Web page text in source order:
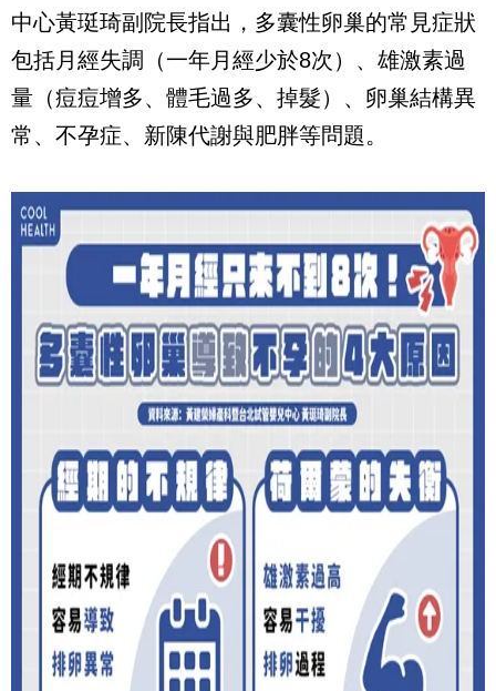
中心黃珽琦副院長指出，多囊性卵巢的常見症狀
包括月經失調（一年月經少於8次）、雄激素過
量（痘痘增多、體毛過多、掉髮）、卵巢結構異
常、不孕症、新陳代謝與肥胖等問題。